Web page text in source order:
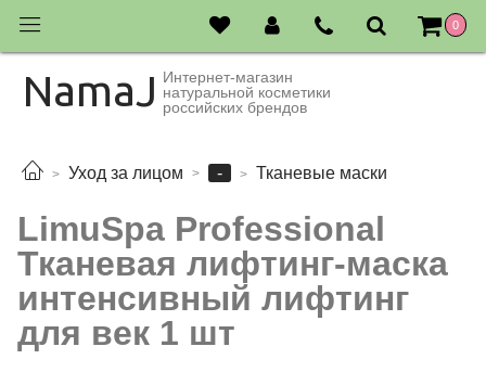
0
NamaJ Интернет-магазин
натуральной косметики
российских брендов
Уход за лицом - Тканевые маски
LimuSpa Professional
Тканевая лифтинг-маска
интенсивный лифтинг
для век 1 шт